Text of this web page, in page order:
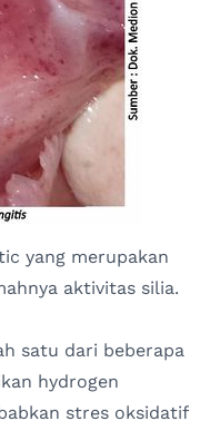
yang merupakan
aktivitas silia.
satu dari beberapa
hydrogen
stres oksidatif